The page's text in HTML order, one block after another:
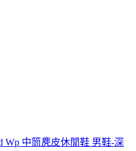
Wp 中筒麂皮休閒鞋 男鞋-深